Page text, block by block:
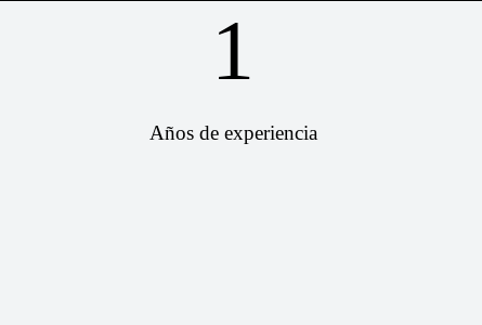
1
Años de experiencia